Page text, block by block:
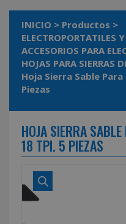
INICIO > Productos >
ELECTROPORTATILES
ACCESORIOS PARA
HOJAS PARA SIERRAS
Hoja Sierra Sable
Piezas
HOJA SIERRA
18 TPI. 5 PIEZAS